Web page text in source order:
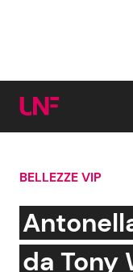
Cerca:
News e
BELLEZZE VIP
da Tony